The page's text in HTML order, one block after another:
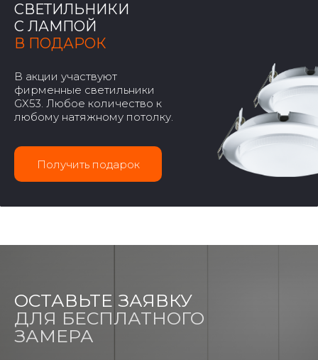
СВЕТИЛЬНИКИ
С ЛАМПОЙ
В ПОДАРОК
В акции участвуют
фирменные светильники
GX53. Любое количество к
любому натяжному потолку.
Получить подарок
ОСТАВЬТЕ ЗАЯВКУ
ДЛЯ БЕСПЛАТНОГО
ЗАМЕРА